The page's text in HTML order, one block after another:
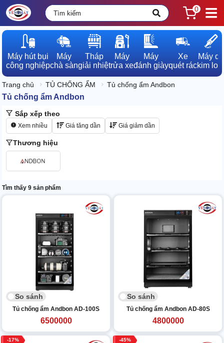
0
Máy hút bụi
công nghiệp
Máy
chà sàn
Tháp
giải nhiệt
Máy
rửa xe
Máy
đánh giày
Xe
quét rác
Máy dò
kim loại
Trang chủ TỦ CHỐNG ẨM Tủ chống ẩm Andbon
Tủ chống ẩm Andbon
Sắp xếp theo
Xem nhiều Giá tăng dần Giá giảm dần
Thương hiệu
Tìm thấy 9 sản phẩm
So sánh
Tủ chống ẩm Andbon AD-100S
6500000
So sánh
Tủ chống ẩm Andbon AD-80S
4800000
17 45